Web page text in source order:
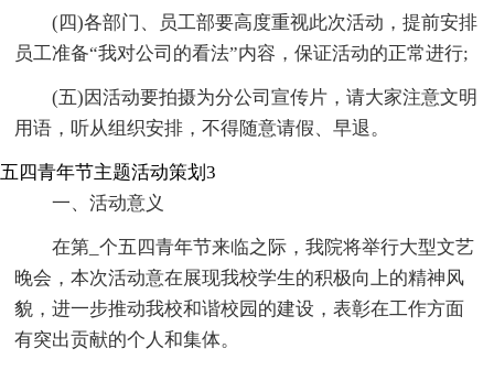
(四)各部门、员工部要高度重视此次活动，提前安排
员工准备“我对公司的看法”内容，保证活动的正常进行;
(五)因活动要拍摄为分公司宣传片，请大家注意文明
用语，听从组织安排，不得随意请假、早退。
五四青年节主题活动策划3
一、活动意义
在第_个五四青年节来临之际，我院将举行大型文艺
晚会，本次活动意在展现我校学生的积极向上的精神风
貌，进一步推动我校和谐校园的建设，表彰在工作方面
有突出贡献的个人和集体。